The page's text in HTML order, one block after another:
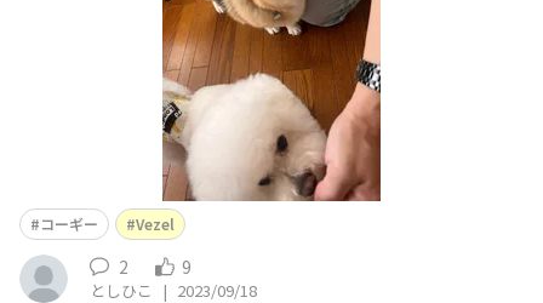
コーギー Vezel
2 9
としひこ | 2023/09/18